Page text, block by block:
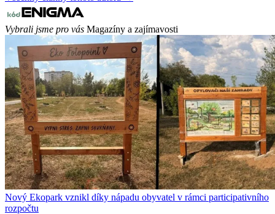
Vybrali jsme pro vás Magazíny a zajímavosti
Nový Ekopark vznikl díky nápadu obyvatel v rámci participativního
rozpočtu